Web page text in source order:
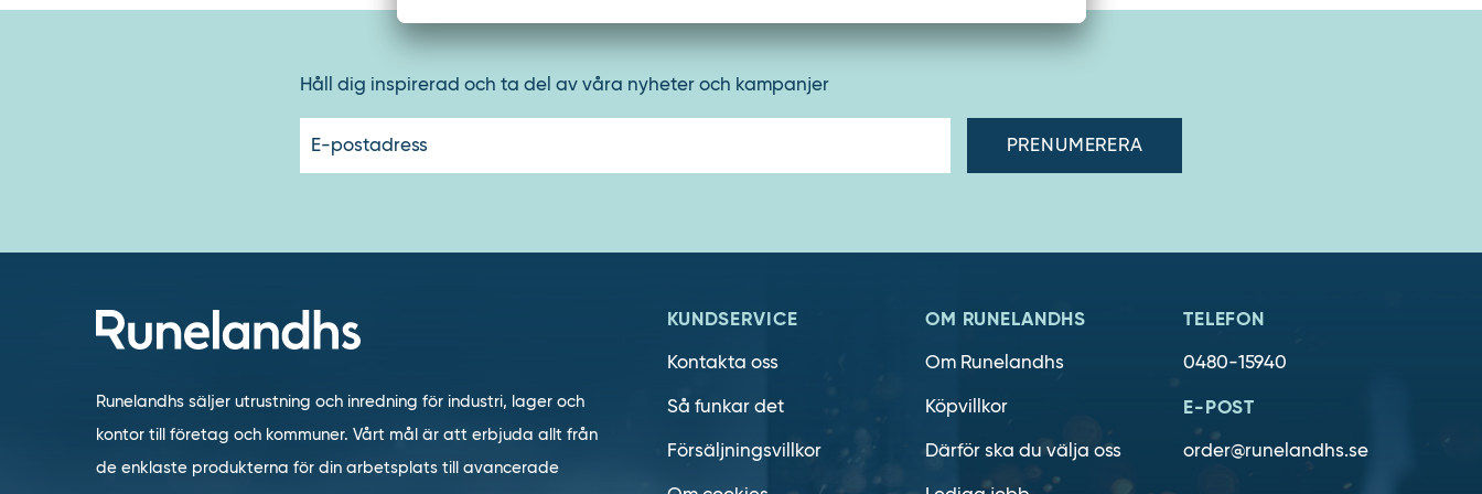
Håll dig inspirerad och ta del av våra nyheter och kampanjer
postadress"
Runelandhs säljer utrustning och inredning för industri, lager och
kontor till företag och kommuner. Vårt mål är att erbjuda allt från
de enklaste produkterna för din arbetsplats till avancerade
KUNDSERVICE
Kontakta oss
Så funkar det
Försäljningsvillkor
OM RUNELANDHS
Om Runelandhs
Köpvillkor
Därför ska du välja oss
TELEFON
0480-15940
E-POST
order@runelandhs.se